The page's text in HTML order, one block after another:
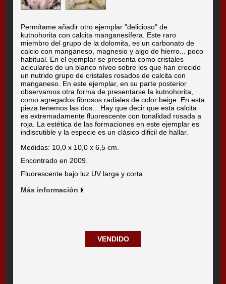
Permítame añadir otro ejemplar "delicioso" de
kutnohorita con calcita manganesífera. Este raro
miembro del grupo de la dolomita, es un carbonato de
calcio con manganeso, magnesio y algo de hierro... poco
habitual. En el ejemplar se presenta como cristales
aciculares de un blanco níveo sobre los que han crecido
un nutrido grupo de cristales rosados de calcita con
manganeso. En este ejemplar, en su parte posterior
observamos otra forma de presentarse la kutnohorita,
como agregados fibrosos radiales de color beige. En esta
pieza tenemos las dos... Hay que decir que esta calcita
es extremadamente fluorescente con tonalidad rosada a
roja. La estética de las formaciones en este ejemplar es
indiscutible y la especie es un clásico dificil de hallar.
Medidas: 10,0 x 10,0 x 6,5 cm.
Encontrado en 2009.
Fluorescente bajo luz UV larga y corta
Más información
VENDIDO